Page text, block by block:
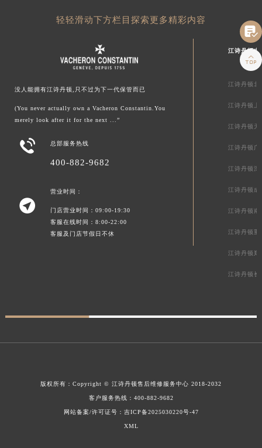
轻轻滑动下方栏目探索更多精彩内容
没人能拥有江诗丹顿,只不过为下一代保管而已
(You never actually own a Vacheron Constantin.You
merely look after it for the next ...”
 总部服务热线
400-882-9682

营业时间：
门店营业时间：09:00-19:30
客服在线时间：8:00-22:00
客服及门店节假日不休
江诗丹顿中
江诗丹顿北
江诗丹顿上
江诗丹顿天
江诗丹顿广
江诗丹顿深
江诗丹顿成
江诗丹顿南
江诗丹顿重
江诗丹顿郑
江诗丹顿长
版权所有： Copyright © 江诗丹顿售后维修服务中心 2018-2032
客户服务热线： 400-882-9682
网站备案/许可证号：吉ICP备2025030220号-47
XML

